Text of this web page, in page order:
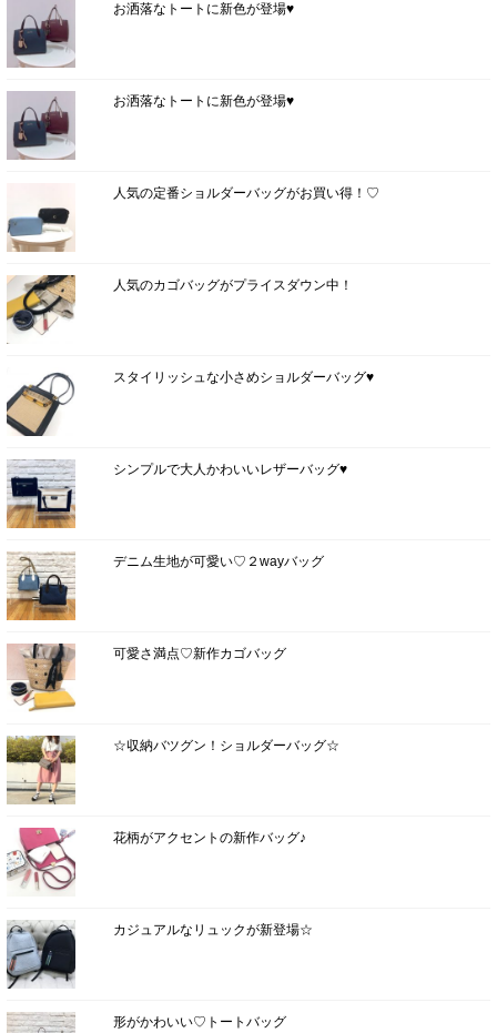
お洒落なトートに新色が登場♥
お洒落なトートに新色が登場♥
人気の定番ショルダーバッグがお買い得！♡
人気のカゴバッグがプライスダウン中！
スタイリッシュな小さめショルダーバッグ♥
シンプルで大人かわいいレザーバッグ♥
デニム生地が可愛い♡２wayバッグ
可愛さ満点♡新作カゴバッグ
☆収納バツグン！ショルダーバッグ☆
花柄がアクセントの新作バッグ♪
カジュアルなリュックが新登場☆
形がかわいい♡トートバッグ